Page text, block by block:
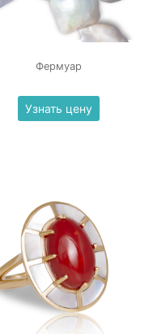
Фермуар
Узнать цену